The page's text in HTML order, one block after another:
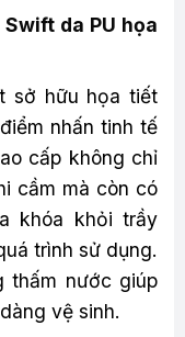
da PU họa
sở hữu họa tiết
nhấn tinh tế
cấp không chỉ
cầm mà còn có
khóa khỏi trầy
trình sử dụng.
thấm nước giúp
vệ sinh.